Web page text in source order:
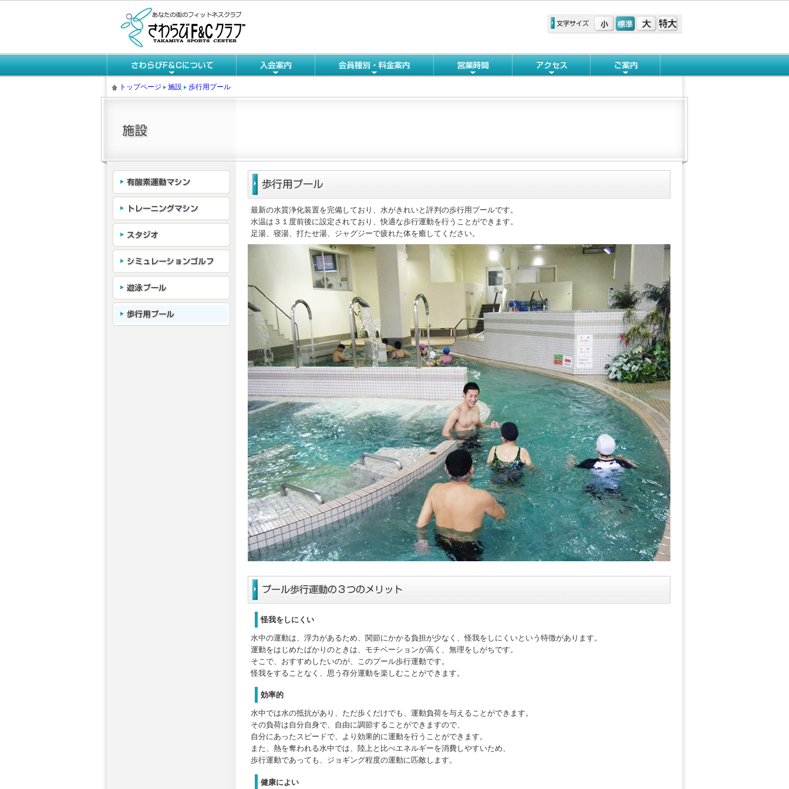
トップページ 施設 歩行用プール
最新の水質浄化装置を完備しており、水がきれいと評判の歩行用プールです。
水温は３１度前後に設定されており、快適な歩行運動を行うことができます。
足湯、寝湯、打たせ湯、ジャグジーで疲れた体を癒してください。
怪我をしにくい
水中の運動は、浮力があるため、関節にかかる負担が少なく、怪我をしにくいという特徴があります。
運動をはじめたばかりのときは、モチベーションが高く、無理をしがちです。
そこで、おすすめしたいのが、このプール歩行運動です。
怪我をすることなく、思う存分運動を楽しむことができます。
効率的
水中では水の抵抗があり、ただ歩くだけでも、運動負荷を与えることができます。
その負荷は自分自身で、自由に調節することができますので、
自分にあったスピードで、より効果的に運動を行うことができます。
また、熱を奪われる水中では、陸上と比べエネルギーを消費しやすいため、
歩行運動であっても、ジョギング程度の運動に匹敵します。
健康によい